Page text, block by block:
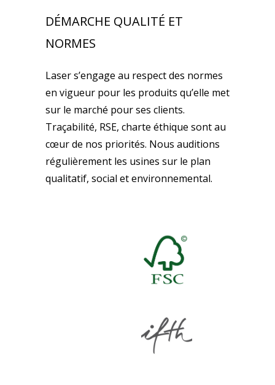
DÉMARCHE QUALITÉ ET
NORMES
Laser s’engage au respect des normes
en vigueur pour les produits qu’elle met
sur le marché pour ses clients.
Traçabilité, RSE, charte éthique sont au
cœur de nos priorités. Nous auditions
régulièrement les usines sur le plan
qualitatif, social et environnemental.